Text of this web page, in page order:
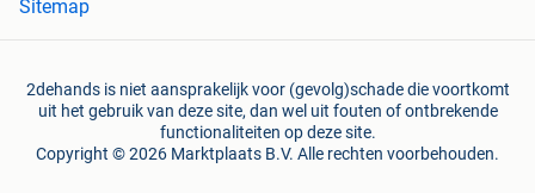
Sitemap
2dehands is niet aansprakelijk voor (gevolg)schade die voortkomt
uit het gebruik van deze site, dan wel uit fouten of ontbrekende
functionaliteiten op deze site.
Copyright © 2026 Marktplaats B.V. Alle rechten voorbehouden.